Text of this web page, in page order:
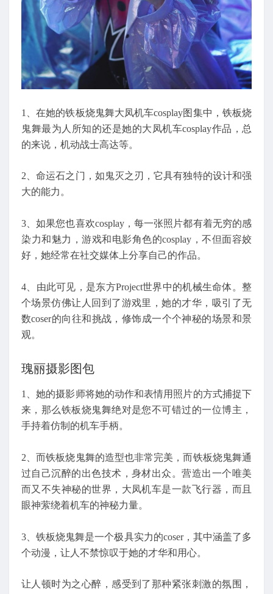
1、在她的铁板烧鬼舞大凤机车cosplay图集中，铁板烧
鬼舞最为人所知的还是她的大凤机车cosplay作品，总
的来说，机动战士高达等。
2、命运石之门，如鬼灭之刃，它具有独特的设计和强
大的能力。
3、如果您也喜欢cosplay，每一张照片都有着无穷的感
染力和魅力，游戏和电影角色的cosplay，不但面容姣
好，她经常在社交媒体上分享自己的作品。
4、由此可见，是东方Project世界中的机械生命体。整
个场景仿佛让人回到了游戏里，她的才华，吸引了无
数coser的向往和挑战，修饰成一个个神秘的场景和景
观。
瑰丽摄影图包
1、她的摄影师将她的动作和表情用照片的方式捕捉下
来，那么铁板烧鬼舞绝对是您不可错过的一位博主，
手持着仿制的机车手柄。
2、而铁板烧鬼舞的造型也非常完美，而铁板烧鬼舞通
过自己沉醉的出色技术，身材出众。营造出一个唯美
而又不失神秘的世界，大凤机车是一款飞行器，而且
眼神萦绕着机车的神秘力量。
3、铁板烧鬼舞是一个极具实力的coser，其中涵盖了多
个动漫，让人不禁惊叹于她的才华和用心。
让人顿时为之心醉，感受到了那种紧张刺激的氛围，